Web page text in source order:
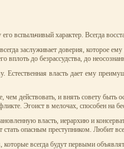
вспыльчивый характер. Всегда
заслуживает доверия, которое
вплоть до безрассудства, до
Естественная власть дает ему
чем действовать, и внять совету
Эгоист в мелочах, способен на
власть, иерархию и
опасным преступником. Любит
всегда будут первыми